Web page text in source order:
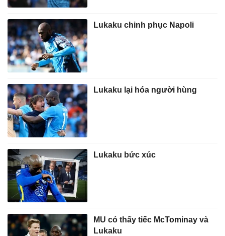
Lukaku chinh phục Napoli
Lukaku lại hóa người hùng
Lukaku bức xúc
MU có thấy tiếc McTominay và
Lukaku